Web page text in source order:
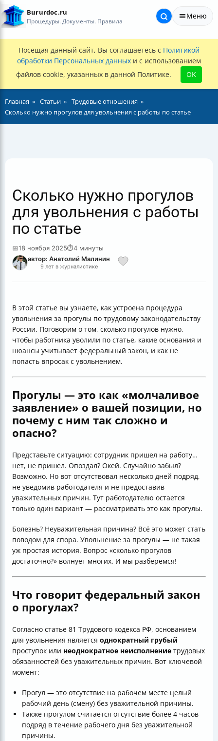
Bururdoc.ru
Процедуры. Документы. Правила
Меню
Посещая данный сайт, Вы соглашаетесь с Политикой
обработки Персональных данных и с использованием
файлов cookie, указанных в данной Политике.
OK
Главная Статьи
Трудовые отношения
Сколько нужно прогулов для увольнения с работы по статье
Сколько нужно прогулов
для увольнения с работы
по статье
📅18 ноября 2025⏱4 минуты
автор: Анатолий Малинин
9 лет в журналистике
В этой статье вы узнаете, как устроена процедура
увольнения за прогулы по трудовому законодательству
России. Поговорим о том, сколько прогулов нужно,
чтобы работника уволили по статье, какие основания и
нюансы учитывает федеральный закон, и как не
попасть впросак с увольнением.
Прогулы — это как «молчаливое
заявление» о вашей позиции, но
почему с ним так сложно и
опасно?
Представьте ситуацию: сотрудник пришел на работу…
нет, не пришел. Опоздал? Окей. Случайно забыл?
Возможно. Но вот отсутствовал несколько дней подряд,
не уведомив работодателя и не предоставив
уважительных причин. Тут работодателю остается
только один вариант — рассматривать это как прогулы.
Болезнь? Неуважительная причина? Всё это может стать
поводом для спора. Увольнение за прогулы — не такая
уж простая история. Вопрос «сколько прогулов
достаточно?» волнует многих. И мы разберемся!
Что говорит федеральный закон
о прогулах?
Согласно статье 81 Трудового кодекса РФ, основанием
для увольнения является однократный грубый
проступок или неоднократное неисполнение трудовых
обязанностей без уважительных причин. Вот ключевой
момент:
Прогул — это отсутствие на рабочем месте целый
рабочий день (смену) без уважительной причины.
Также прогулом считается отсутствие более 4 часов
подряд в течение рабочего дня без уважительной
причины.